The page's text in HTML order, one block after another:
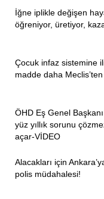
İğne iplikle değişen
öğreniyor, üretiyor,
Çocuk infaz sistemine
madde daha
ÖHD Eş Genel
yüz yıllık sorunu
açar-VİDEO
Alacakları için
polis müdahalesi!